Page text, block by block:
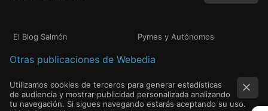
El Blog Salmón Pymes y Autónomos
Otras publicaciones de Webedia
Utilizamos cookies de terceros para generar estadísticas
de audiencia y mostrar publicidad personalizada analizando
tu navegación. Si sigues navegando estarás aceptando su uso.